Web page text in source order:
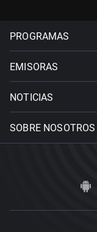
PROGRAMAS
EMISORAS
NOTICIAS
SOBRE NOSOTROS